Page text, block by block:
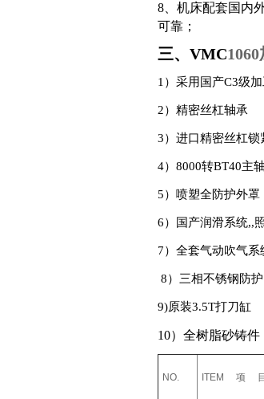
8
机床配套国内
可靠；
三、VMC
1 ）采用国产C3级
2）精密丝杠轴承
3）进口精密丝杠锁
4）8000转
5）喷塑
6）国产润滑
7）全套
8）三相不锈钢防护
9)原装3.5T打刀缸
10）全树脂砂铸
NO. ITEM 项 目